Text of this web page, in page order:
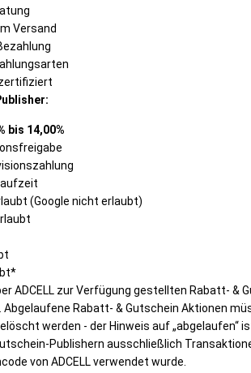
Versand
bis 14,00%
(Google nicht erlaubt)
ADCELL zur Verfügung gestellten Rabatt- &
Abgelaufene Rabatt- & Gutschein Aktionen
werden - der Hinweis auf „abgelaufen“
Publishern ausschließlich
von ADCELL verwendet wurde.